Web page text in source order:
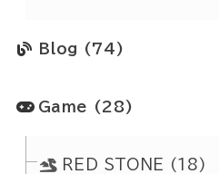
Blog (74)
Game (28)
RED STONE (18)